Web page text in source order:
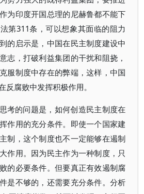
为印度开国总理的尼赫鲁都不能下
第311条，可以想象其面临的阻力
的启示是，中国在民主制度建设中
志，打破利益集团的干扰和阻挠，
服制度中存在的弊端，这样，中国
反腐败中发挥积极作用。
考的问题是，如何创造民主制度在
作用的充分条件。即使一个国家建
制，这个制度也不一定能够在遏制
作用。因为民主作为一种制度，只
的必要条件。但要真正有效遏制腐
是不够的，还需要充分条件。分析